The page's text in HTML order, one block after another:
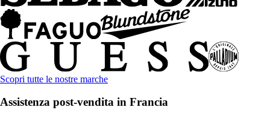
Scopri tutte le nostre marche
Assistenza post-vendita in Francia